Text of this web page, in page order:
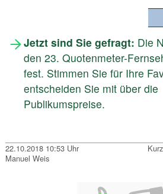
Jetzt sind Sie gefragt: Die
den 23. Quotenmeter-
fest. Stimmen Sie für Ihre
entscheiden Sie mit über die
Publikumspreise.
22.10.2018 10:53 Uhr
Manuel Weis